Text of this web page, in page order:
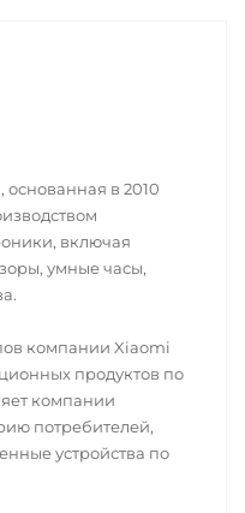
в 2010
включая
умные часы,
компании Xiaomi
продуктов по
компании
потребителей,
устройства по